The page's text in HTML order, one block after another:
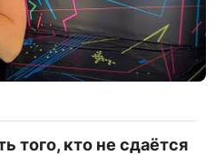
того, кто не сдаётся